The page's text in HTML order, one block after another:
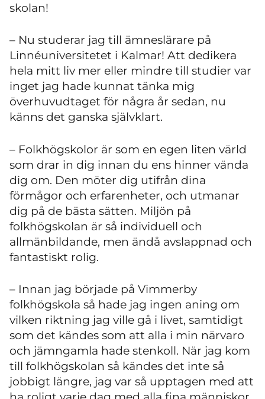
skolan!
– Nu studerar jag till ämneslärare på
Linnéuniversitetet i Kalmar! Att dedikera
hela mitt liv mer eller mindre till studier var
inget jag hade kunnat tänka mig
överhuvudtaget för några år sedan, nu
känns det ganska självklart.
– Folkhögskolor är som en egen liten värld
som drar in dig innan du ens hinner vända
dig om. Den möter dig utifrån dina
förmågor och erfarenheter, och utmanar
dig på de bästa sätten. Miljön på
folkhögskolan är så individuell och
allmänbildande, men ändå avslappnad och
fantastiskt rolig.
– Innan jag började på Vimmerby
folkhögskola så hade jag ingen aning om
vilken riktning jag ville gå i livet, samtidigt
som det kändes som att alla i min närvaro
och jämngamla hade stenkoll. När jag kom
till folkhögskolan så kändes det inte så
jobbigt längre, jag var så upptagen med att